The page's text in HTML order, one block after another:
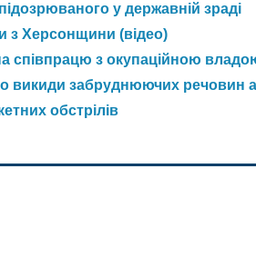
у державній зраді
з Херсонщини (відео)
співпрацю з окупаційною
викиди забруднюючих речовин
обстрілів